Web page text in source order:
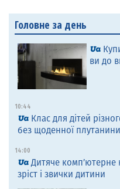
Головне за день
ви до
10:44
Клас для дітей
без щоденної плутанини
14:00
Дитяче комп’ютерне
зріст і звички дитини